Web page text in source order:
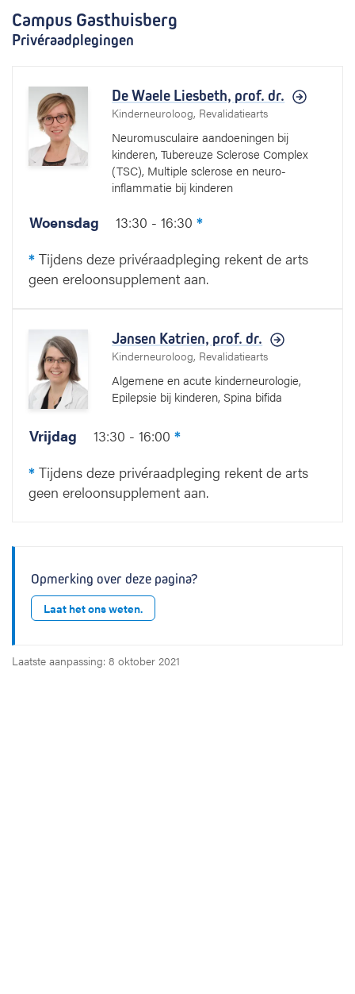
Campus Gasthuisberg
Privéraadplegingen
De Waele Liesbeth, prof. dr.
Kinderneuroloog, Revalidatiearts
Neuromusculaire aandoeningen bij
kinderen, Tubereuze Sclerose Complex
(TSC), Multiple sclerose en neuro-
inflammatie bij kinderen
Woensdag 13:30 - 16:30 *
* Tijdens deze privéraadpleging rekent de arts
geen ereloonsupplement aan.
Jansen Katrien, prof. dr.
Kinderneuroloog, Revalidatiearts
Algemene en acute kinderneurologie,
Epilepsie bij kinderen, Spina bifida
Vrijdag 13:30 - 16:00 *
* Tijdens deze privéraadpleging rekent de arts
geen ereloonsupplement aan.
Opmerking over deze pagina?
Laat het ons weten.
Laatste aanpassing: 8 oktober 2021